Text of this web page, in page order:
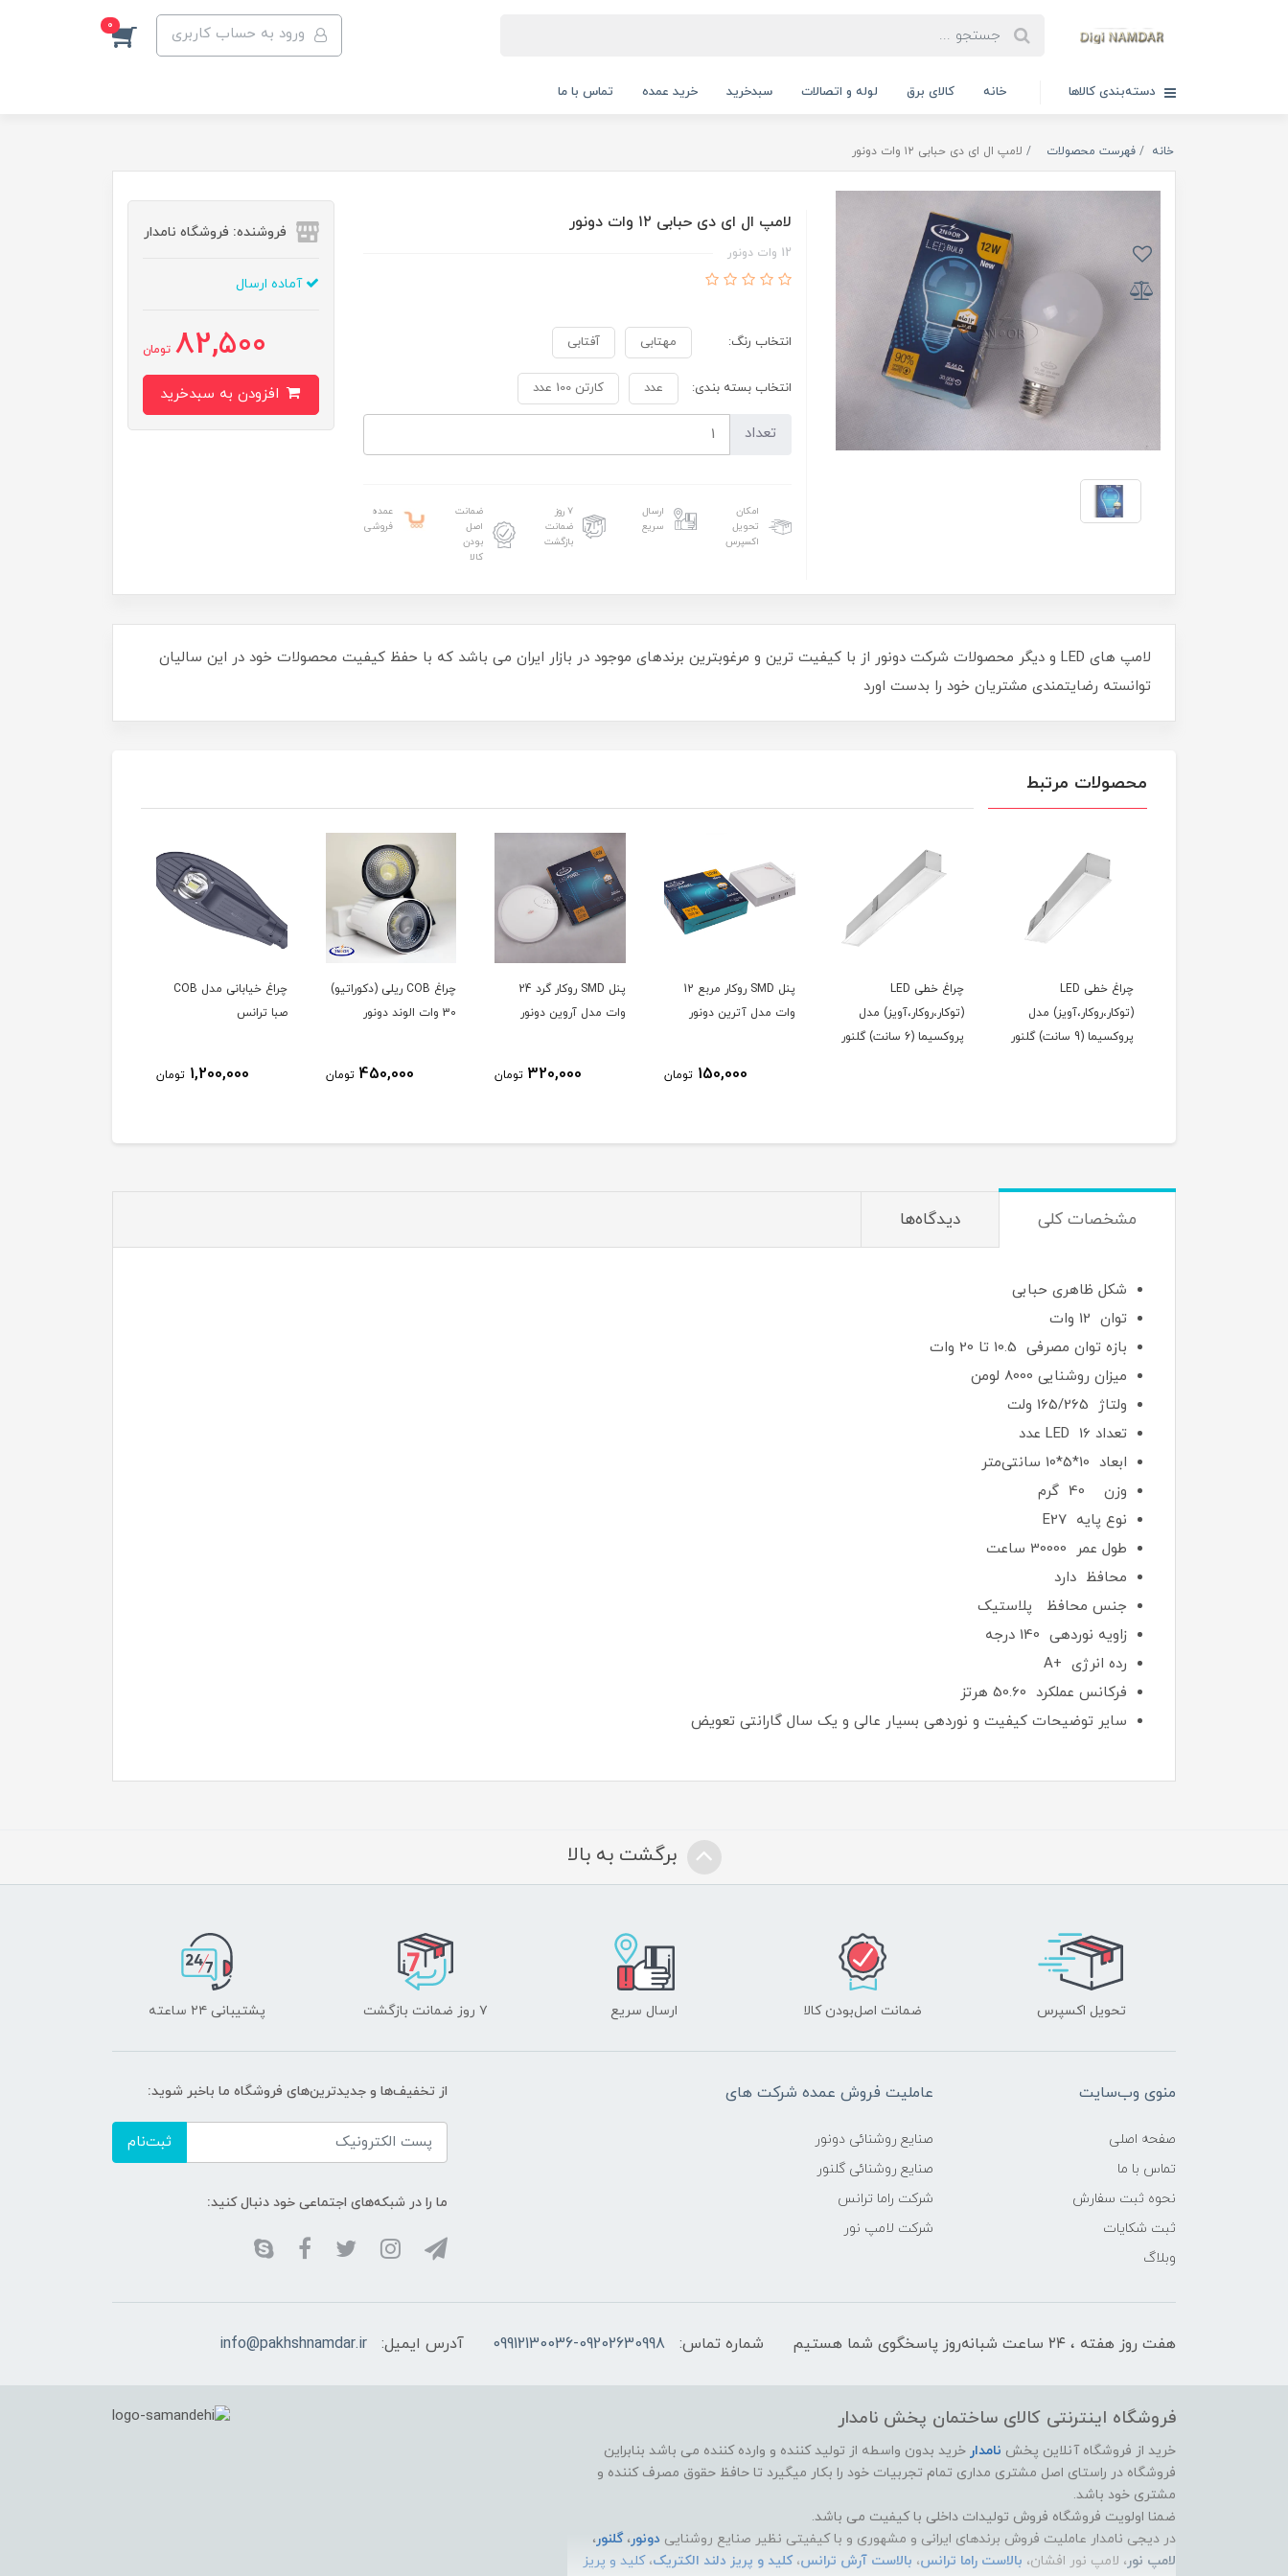
ورود به حساب کاربری 0
دسته‌بندی کالاها خانه کالای برق لوله و اتصالات سبدخرید خرید عمده تماس با ما
خانه فهرست محصولات لامپ ال ای دی حبابی ۱۲ وات دونور
لامپ ال ای دی حبابی ۱۲ وات دونور
12 وات دونور
انتخاب رنگ: مهتابی آفتابی
انتخاب بسته بندی: عدد کارتن 100 عدد
تعداد
امکان
تحویل
اکسپرس
ارسال
سریع
۷ روز
ضمانت
بازگشت
ضمانت
اصل
بودن
کالا
عمده
فروشی
فروشنده: فروشگاه نامدار
آماده ارسال
82,500 تومان
لامپ های LED و دیگر محصولات شرکت دونور از با کیفیت ترین و مرغوبترین برندهای موجود در بازار ایران می باشد که با حفظ کیفیت محصولات خود در این سالیان
توانسته رضایتمندی مشتریان خود را بدست اورد
محصولات مرتبط
چراغ خطی LED
(توکار،روکار،آویز) مدل
پروکسیما (9 سانت) گلنور
چراغ خطی LED
(توکار،روکار،آویز) مدل
پروکسیما (6 سانت) گلنور
پنل SMD روکار مربع 12
وات مدل آترین دونور
150,000 تومان
پنل SMD روکار گرد 24
وات مدل آروین دونور
320,000 تومان
چراغ COB ریلی (دکوراتیو)
30 وات الوند دونور
450,000 تومان
چراغ خیابانی مدل COB
صبا ترانس
1,200,000 تومان
مشخصات کلی دیدگاه‌ها
شکل ظاهری حبابی
توان 12 وات
بازه توان مصرفی 10.5 تا 20 وات
میزان روشنایی 8000 لومن
ولتاژ 165/265 ولت
تعداد LED 16 عدد
ابعاد 10*5*10 سانتی‌متر
وزن 40 گرم
نوع پایه E27
طول عمر 30000 ساعت
محافظ دارد
جنس محافظ پلاستیک
زاویه نوردهی 140 درجه
رده انرژی +A
فرکانس عملکرد 50.60 هرتز
سایر توضیحات کیفیت و نوردهی بسیار عالی و یک سال گارانتی تعویض
برگشت به بالا
تحویل اکسپرس ضمانت اصل‌بودن کالا ارسال سریع ۷ روز ضمانت بازگشت پشتیبانی ۲۴ ساعته
منوی وب‌سایت
صفحه اصلی
تماس با ما
نحوه ثبت سفارش
ثبت شکایات
وبلاگ
عاملیت فروش عمده شرکت های
صنایع روشنائی دونور
صنایع روشنائی گلنور
شرکت راما ترانس
شرکت لامپ نور
از تخفیف‌ها و جدیدترین‌های فروشگاه ما باخبر شوید:
ثبت‌نام
ما را در شبکه‌های اجتماعی خود دنبال کنید:
هفت روز هفته ، ۲۴ ساعت شبانه‌روز پاسخگوی شما هستیم شماره تماس: 09912130036-09202630998 آدرس ایمیل: info@pakhshnamdar.ir
فروشگاه اینترنتی کالای ساختمان پخش نامدار
خرید از فروشگاه آنلاین پخش نامدار خرید بدون واسطه از تولید کننده و وارده کننده می باشد بنابراین
فروشگاه در راستای اصل مشتری مداری تمام تجربیات خود را بکار میگیرد تا حافظ حقوق مصرف کننده و
مشتری خود باشد.
ضمنا اولویت فروشگاه فروش تولیدات داخلی با کیفیت می باشد.
در دیجی نامدار عاملیت فروش برندهای ایرانی و مشهوری و با کیفیتی نظیر صنایع روشنایی دونور، گلنور،
لامپ نور، لامپ نور افشان، بالاست راما ترانس، بالاست آرش ترانس،کلید و پریز دلند الکتریک،کلید و پریز